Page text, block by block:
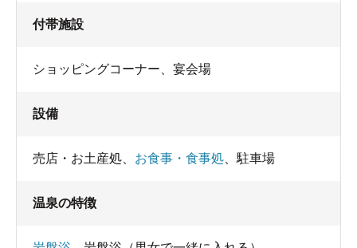
付帯施設
ショッピングコーナー、宴会場
設備
売店・お土産処 お食事・食事処 駐車場
温泉の特徴